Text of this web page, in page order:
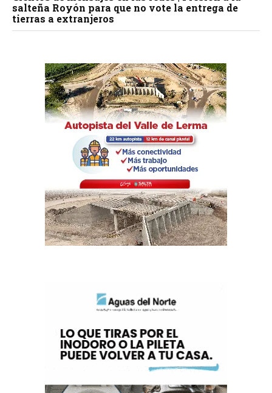
salteña Royón para que no vote la entrega de
tierras a extranjeros